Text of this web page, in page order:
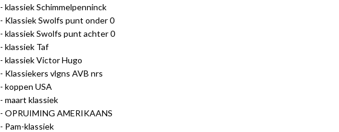
klassiek Schimmelpenninck
Klassiek Swolfs punt onder 0
klassiek Swolfs punt achter 0
klassiek Taf
klassiek Victor Hugo
Klassiekers vlgns AVB nrs
koppen USA
maart klassiek
OPRUIMING AMERIKAANS
Pam-klassiek